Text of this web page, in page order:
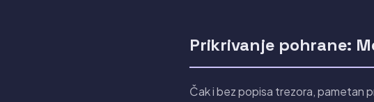
Prikrivanje pohrane:
Čak i bez popisa trezora, pametan